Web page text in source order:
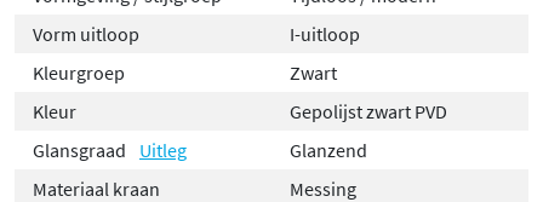
Vorm uitloop
I-uitloop
Kleurgroep
Zwart
Kleur
Gepolijst zwart PVD
Glansgraad
Uitleg
Glanzend
Materiaal kraan
Messing